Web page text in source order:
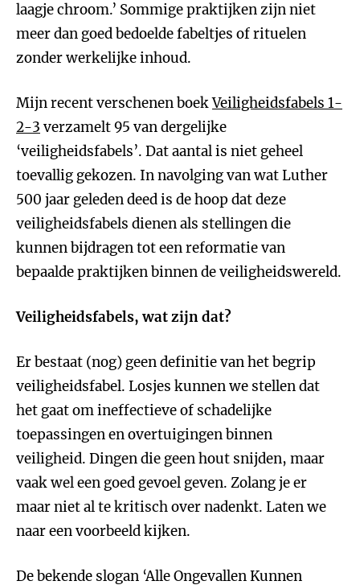
laagje chroom.’ Sommige praktijken zijn niet
meer dan goed bedoelde fabeltjes of rituelen
zonder werkelijke inhoud.
Mijn recent verschenen boekVeiligheidsfabels 1-
2-3 verzamelt 95 van dergelijke
‘veiligheidsfabels’. Dat aantal is niet geheel
toevallig gekozen. In navolging van wat Luther
500 jaar geleden deed is de hoop dat deze
veiligheidsfabels dienen als stellingen die
kunnen bijdragen tot een reformatie van
bepaalde praktijken binnen de veiligheidswereld.
Veiligheidsfabels, wat zijn dat?
Er bestaat (nog) geen definitie van het begrip
veiligheidsfabel. Losjes kunnen we stellen dat
het gaat om ineffectieve of schadelijke
toepassingen en overtuigingen binnen
veiligheid. Dingen die geen hout snijden, maar
vaak wel een goed gevoel geven. Zolang je er
maar niet al te kritisch over nadenkt. Laten we
naar een voorbeeld kijken.
De bekende slogan ‘Alle Ongevallen Kunnen